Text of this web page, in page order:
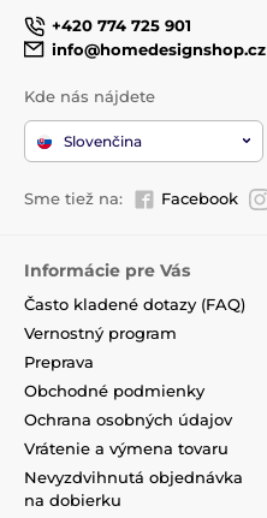
+420 774 725 901
info@homedesignshop.cz
Kde nás nájdete
Slovenčina
Sme tiež na: Facebook
Informácie pre Vás
Často kladené dotazy (FAQ)
Vernostný program
Preprava
Obchodné podmienky
Ochrana osobných údajov
Vrátenie a výmena tovaru
Nevyzdvihnutá objednávka
na dobierku